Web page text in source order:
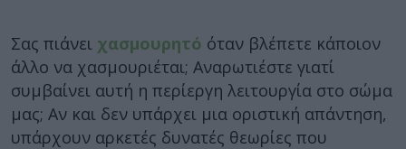
Σας πιάνει χασμουρητό όταν βλέπετε κάποιον
άλλο να χασμουριέται; Αναρωτιέστε γιατί
συμβαίνει αυτή η περίεργη λειτουργία στο σώμα
μας; Αν και δεν υπάρχει μια οριστική απάντηση,
υπάρχουν αρκετές δυνατές θεωρίες που